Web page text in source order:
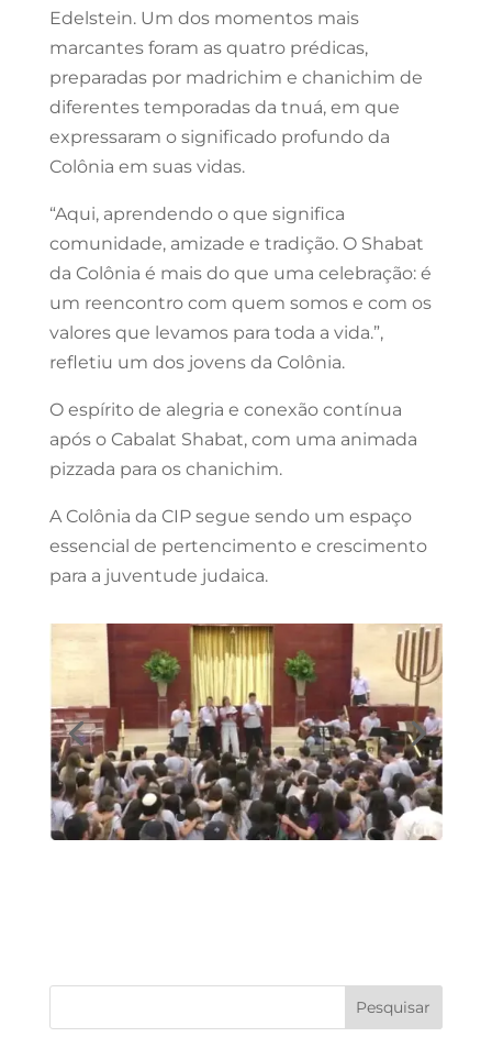
Edelstein. Um dos momentos mais
marcantes foram as quatro prédicas,
preparadas por madrichim e chanichim de
diferentes temporadas da tnuá, em que
expressaram o significado profundo da
Colônia em suas vidas.
“Aqui, aprendendo o que significa
comunidade, amizade e tradição. O Shabat
da Colônia é mais do que uma celebração: é
um reencontro com quem somos e com os
valores que levamos para toda a vida.”,
refletiu um dos jovens da Colônia.
O espírito de alegria e conexão contínua
após o Cabalat Shabat, com uma animada
pizzada para os chanichim.
A Colônia da CIP segue sendo um espaço
essencial de pertencimento e crescimento
para a juventude judaica.